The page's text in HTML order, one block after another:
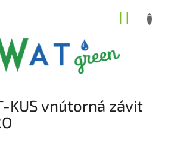
KUS vnútorná závit